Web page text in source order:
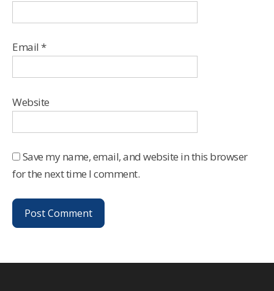
Email*
Website
Save my name, email, and website in this browser
for the next time I comment.